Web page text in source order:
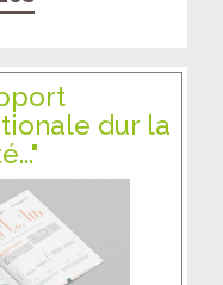
dur la